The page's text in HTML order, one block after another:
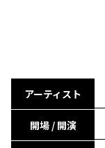
アーティスト
開場 / 開演